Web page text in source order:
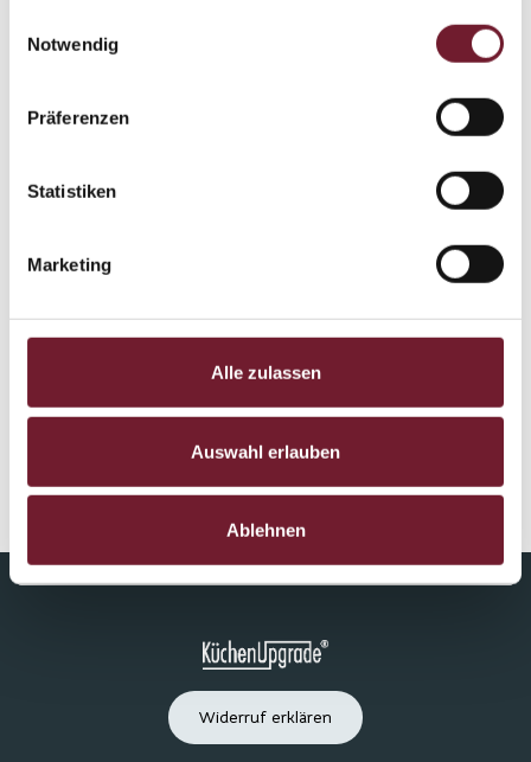
Notwendig
Präferenzen
Statistiken
Marketing
Alle zulassen
Auswahl erlauben
Ablehnen
Umkreis der größten deutschen Städte.
Heidelberg
Wiesbaden
Widerruf erklären